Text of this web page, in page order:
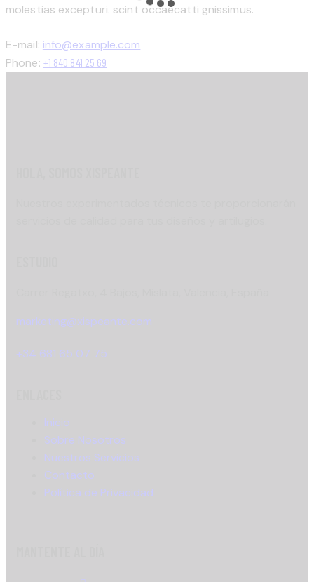
molestias excepturi. scint occaecatti gnissimus.
E-mail: info@example.com
Phone: +1 840 841 25 69
marketing@xispeante.com
+34 681 65 07 75
Inicio
Sobre Nosotros
Nuestros Servicios
Contacto
Política de Privacidad